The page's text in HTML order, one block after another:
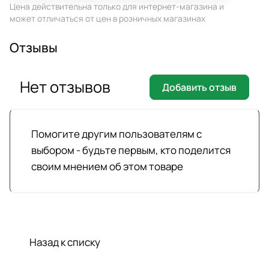
Цена действительна только для интернет-магазина и
может отличаться от цен в розничных магазинах
Отзывы
Помогите другим пользователям с
выбором - будьте первым, кто поделится
своим мнением об этом товаре
Нет отзывов Добавить отзыв
Назад к списку